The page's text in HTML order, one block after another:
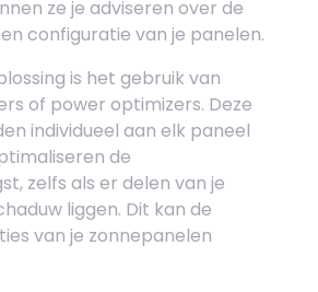
ze je adviseren over de
configuratie van je panelen.
is het gebruik van
of power optimizers. Deze
individueel aan elk paneel
de
zelfs als er delen van je
liggen. Dit kan de
van je zonnepanelen